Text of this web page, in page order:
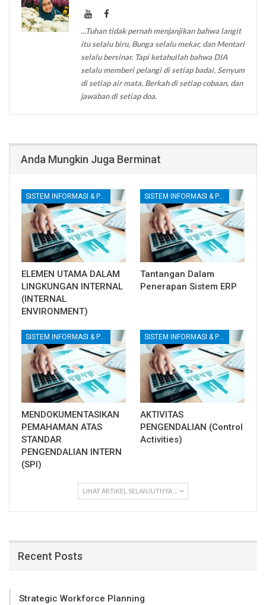
...Tuhan tidak pernah menjanjikan bahwa langit
itu selalu biru, Bunga selalu mekar, dan Mentari
selalu bersinar. Tapi ketahuilah bahwa DIA
selalu memberi pelangi di setiap badai, Senyum
di setiap air mata, Berkah di setiap cobaan, dan
jawaban di setiap doa.
Anda Mungkin Juga Berminat
SISTEM INFORMASI & PENGENDALIAN INTERNAL
ELEMEN UTAMA DALAM
LINGKUNGAN INTERNAL
(INTERNAL
ENVIRONMENT)
SISTEM INFORMASI & PENGENDALIAN INTERNAL
Tantangan Dalam
Penerapan Sistem ERP
SISTEM INFORMASI & PENGENDALIAN INTERNAL
MENDOKUMENTASIKAN
PEMAHAMAN ATAS
STANDAR
PENGENDALIAN INTERN
(SPI)
SISTEM INFORMASI & PENGENDALIAN INTERNAL
AKTIVITAS
PENGENDALIAN (Control
Activities)
LIHAT ARTIKEL SELANJUTNYA ...
Recent Posts
Strategic Workforce Planning